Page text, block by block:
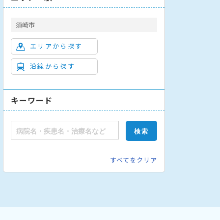
須崎市
エリアから探す
沿線から探す
キーワード
すべてをクリア